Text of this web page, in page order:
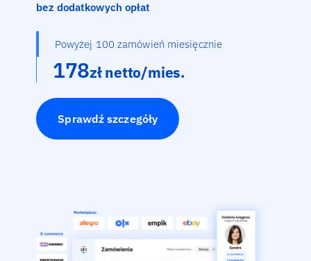
bez dodatkowych opłat
Powyżej 100 zamówień miesięcznie
178zł netto/mies.
Sprawdź szczegóły